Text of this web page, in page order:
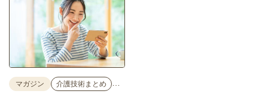
ードできます。さらにこの記事
ではよくみられている薬5選を一
括ダウンロードできます。正し
い知識を身につけケアスキルを
高めましょう。
マガジン 介護技術まとめ